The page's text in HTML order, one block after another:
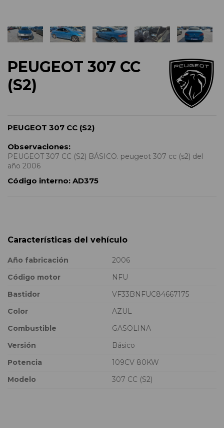
PEUGEOT 307 CC
(S2)
PEUGEOT 307 CC (S2)
Observaciones:
PEUGEOT 307 CC (S2) BÁSICO. peugeot 307 cc (s2) del
año 2006
Código interno: AD375
Características del vehículo
Año fabricación
2006
Código motor
NFU
Bastidor
VF33BNFUC84667175
Color
AZUL
Combustible
GASOLINA
Versión
Básico
Potencia
109CV 80KW
Modelo
307 CC (S2)